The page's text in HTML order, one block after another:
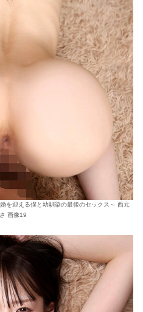
を迎える僕と幼馴染の最後のセックス～ 西元
画像19